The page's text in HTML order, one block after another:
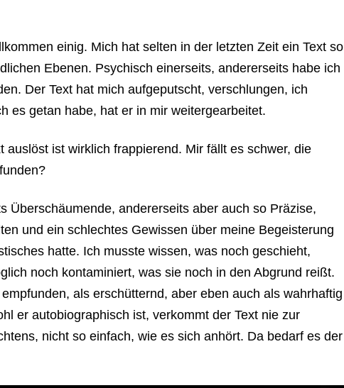
einig. Mich hat selten in der letzten Zeit ein Text so
Ebenen. Psychisch einerseits, andererseits habe ich
Der Text hat mich aufgeputscht, verschlungen, ich
es getan habe, hat er in mir weitergearbeitet.
ist wirklich frappierend. Mir fällt es schwer, die
Überschäumende, andererseits aber auch so Präzise,
und ein schlechtes Gewissen über meine Begeisterung
hatte. Ich musste wissen, was noch geschieht,
noch kontaminiert, was sie noch in den Abgrund reißt.
als erschütternd, aber eben auch als wahrhaftig
er autobiographisch ist, verkommt der Text nie zur
nicht so einfach, wie es sich anhört. Da bedarf es der